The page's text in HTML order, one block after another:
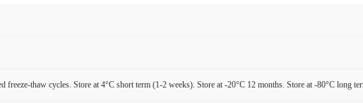
freeze-thaw cycles. Store at 4°C short term (1-2 weeks). Store at -20°C 12 months. Store at -80°C long